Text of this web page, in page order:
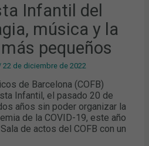
Infantil del
música y la
pequeños
22 de diciembre de 2022
de Barcelona (COFB)
Infantil, el pasado 20 de
años sin poder organizar la
de la COVID-19, este año
de actos del COFB con un